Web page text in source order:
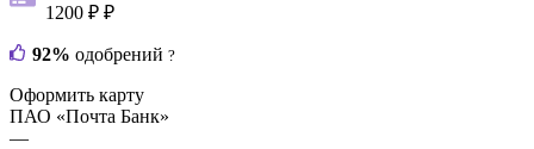
1200 ₽ ₽
92% одобрений ?
Оформить карту
ПАО «Почта Банк»
—